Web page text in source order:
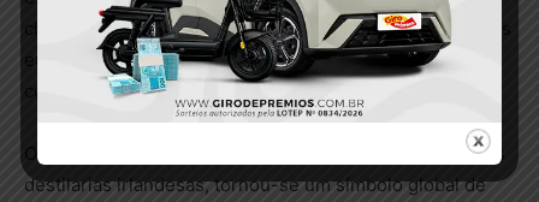
clima locais. Esses whiskies estão se tornando populares
em um cenário global, onde o sabor autêntico e a
conexão com o local de origem são valorizados.
O whisky, com suas origens nas colinas escocesas e nas
destilarias irlandesas, tornou-se um símbolo global de